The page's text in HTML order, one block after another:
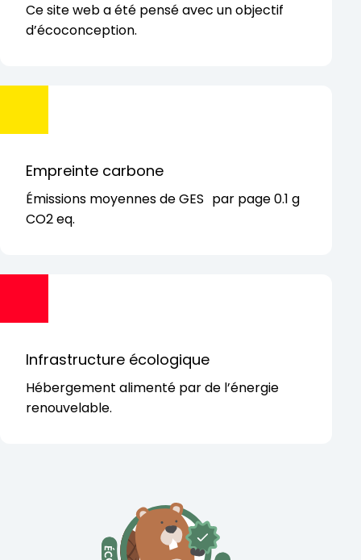
Ce site web a été pensé avec un objectif
d’écoconception.
Empreinte carbone
Émissions moyennes de GES par page 0.1 g
CO2 eq.
Infrastructure écologique
Hébergement alimenté par de l’énergie
renouvelable.